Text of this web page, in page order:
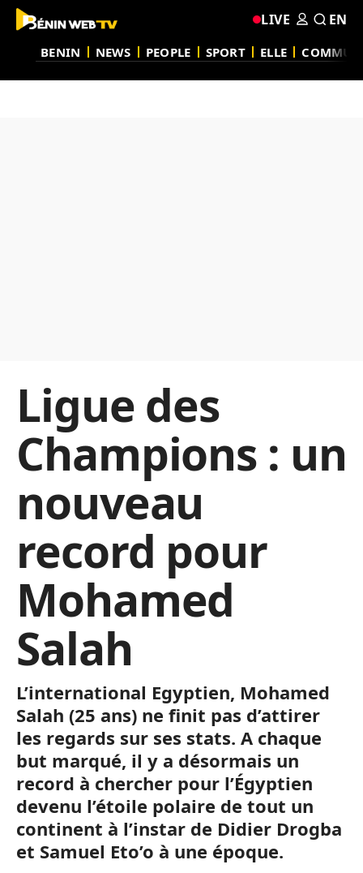
BENIN NEWS PEOPLE SPORT ELLE
LIVE EN
Ligue des
Champions : un
nouveau
record pour
Mohamed
Salah
L’international Egyptien, Mohamed
Salah (25 ans) ne finit pas d’attirer
les regards sur ses stats. A chaque
but marqué, il y a désormais un
record à chercher pour l’Égyptien
devenu l’étoile polaire de tout un
continent à l’instar de Didier Drogba
et Samuel Eto’o à une époque.